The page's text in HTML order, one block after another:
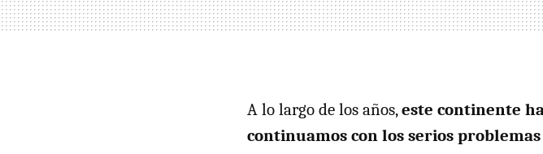
A lo largo de los años,este continente
continuamos con los serios problemas